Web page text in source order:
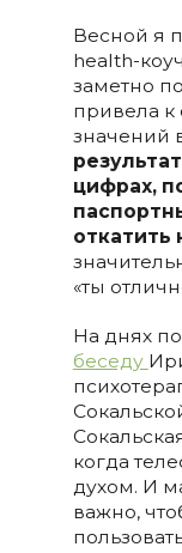
Весной я
health-
заметно
привела
значений
цифрах,
откатить
«ты
На днях
беседу
когда
духом. И
важно,